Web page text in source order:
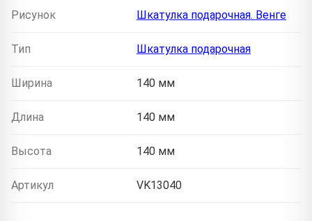
Рисунок Шкатулка подарочная. Венге
Тип Шкатулка подарочная
Ширина 140 мм
Длина 140 мм
Высота 140 мм
Артикул VK13040